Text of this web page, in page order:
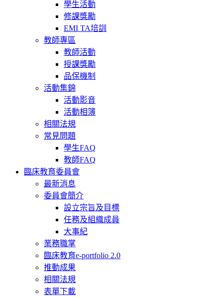
學生活動
修課獎勵
EMI TA培訓
教師專區
教師活動
授課獎勵
品保機制
活動集錦
活動影音
活動相簿
相關法規
常見問題
學生FAQ
教師FAQ
臨床教育委員會
最新消息
委員會簡介
設立宗旨及目標
任務及組織成員
大事紀
業務職掌
臨床教育e-portfolio 2.0
推動成果
相關法規
表單下載